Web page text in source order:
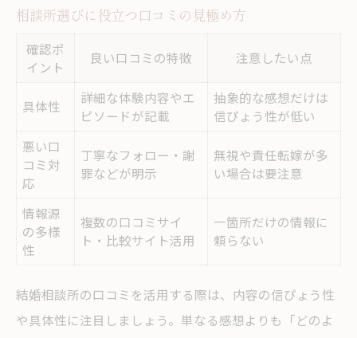
相談所選びに役立つ口コミの見極め方
確認ポ
イント
良い口コミの特徴 注意したい点
具体性
詳細な体験内容やエ
ピソードが記載
抽象的な感想だけは
信ぴょう性が低い
悪い口
コミ対
応
丁寧なフォロー・謝
罪などが明示
無視や責任転嫁が多
い場合は要注意
情報源
の多様
性
複数の口コミサイ
ト・比較サイト活用
一箇所だけの情報に
頼らない
結婚相談所の口コミを活用する際は、内容の信ぴょう性
や具体性に注目しましょう。単なる感想よりも「どのよ